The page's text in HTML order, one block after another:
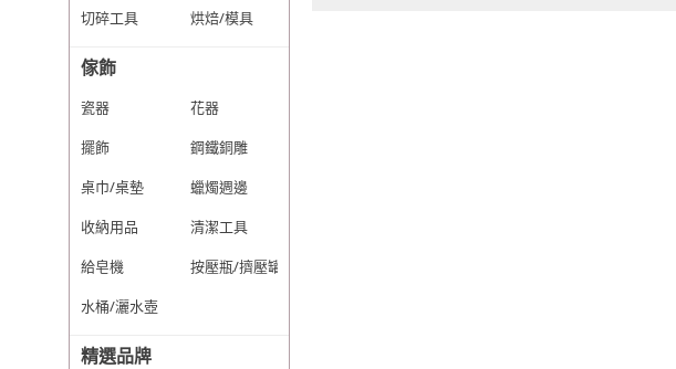
切碎工具
烘焙/模具
傢飾
瓷器
花器
擺飾
鋼鐵銅雕
桌巾/桌墊
蠟燭週邊
收納用品
清潔工具
給皂機
按壓瓶/擠壓罐
水桶/灑水壺
精選品牌